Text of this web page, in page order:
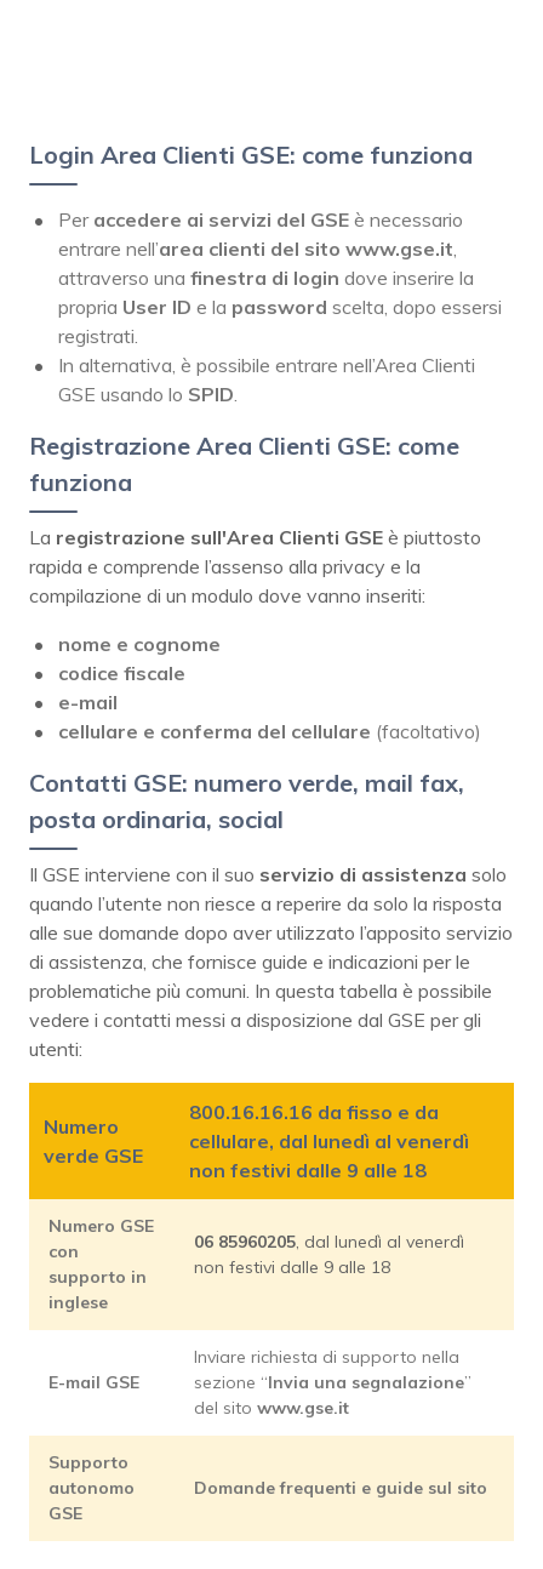
Login Area Clienti GSE: come funziona
Per accedere ai servizi del GSE è necessario
entrare nell’area clienti del sito www.gse.it
attraverso una finestra di login dove inserire la
propria User ID e la password scelta, dopo essersi
registrati.
In alternativa, è possibile entrare nell’Area Clienti
GSE usando lo SPID
Registrazione Area Clienti GSE: come
funziona
La registrazione sull'Area Clienti GSE è piuttosto
rapida e comprende l’assenso alla privacy e la
compilazione di un modulo dove vanno inseriti:
nome e cognome
codice fiscale
e-mail
cellulare e conferma del cellulare (facoltativo)
Contatti GSE: numero verde, mail fax,
posta ordinaria, social
Il GSE interviene con il suo servizio di assistenza solo
quando l’utente non riesce a reperire da solo la risposta
alle sue domande dopo aver utilizzato l’apposito servizio
di assistenza, che fornisce guide e indicazioni per le
problematiche più comuni. In questa tabella è possibile
vedere i contatti messi a disposizione dal GSE per gli
utenti:
Numero
verde GSE
800.16.16.16 da fisso e da
cellulare, dal lunedì al venerdì
non festivi dalle 9 alle 18
Numero GSE
con
supporto in
inglese
06 85960205, dal lunedì al venerdì
non festivi dalle 9 alle 18
E-mail GSE
Inviare richiesta di supporto nella
sezione “Invia una segnalazione”
del sito www.gse.it
Supporto
autonomo
GSE
Domande frequenti e guide sul sito